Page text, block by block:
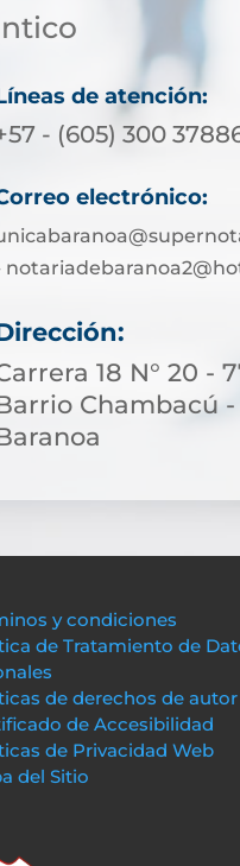
de atención:
- (605) 300
electrónico:
18 N° 20 -
Chambacú -
y condiciones
de Tratamiento de
de derechos de autor
de Accesibilidad
de Privacidad Web
del Sitio